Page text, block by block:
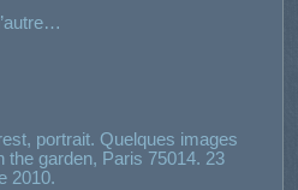
portrait. Quelques images
the garden, Paris 75014. 23
2010.